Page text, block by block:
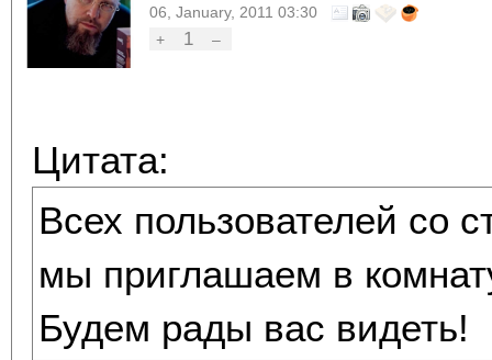
06, January, 2011 03:30
+
1 –
Цитата:
Всех пользователей со
мы приглашаем в
Будем рады вас видеть!